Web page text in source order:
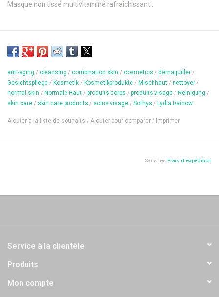
Masque non tissé multivitaminé rafraîchissant :
- Procure un éclat naturel
- Le coup de fouet fraîcheur pour la peau fatiguée
- Pour tous les types de peau
- Testé dermatologiquement
- Masque biodégradable / Sachets recyclables
protège la peau contre le vieillissement photo-induit et a un effet
anti-aging / cleansing / combination skin / cosmetics / démaquiller /
Gesichtspflege / Kosmetik / Kosmetikprodukte / Mischhaut / nettoyer /
normal skin / Normale Haut / produits corps / produits visage / Reinigung /
skin care / skin care products / soins visage / Sothys / Lydïa Dainow
Ajouter à la liste de souhaits / Ajouter pour comparer / Imprimer
Sans les Frais d'expédition
Service à la clientèle
Produits
Mon compte